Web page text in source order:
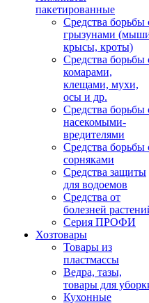
пакетированные
Средства борьбы
грызунами
крысы, кроты)
Средства борьбы
комарами,
клещами, мухи,
осы и др.
Средства борьбы
насекомыми-
вредителями
Средства борьбы
сорняками
Средства защиты
для водоемов
Средства от
болезней
Серия ПРОФИ
Хозтовары
Товары из
пластмассы
Ведра, тазы,
товары для
Кухонные